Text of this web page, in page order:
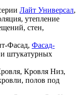
Лайт Универсал,
утепление
стен,
Фасад, Фасад-
штукатурных
Кровля Низ,
полов под